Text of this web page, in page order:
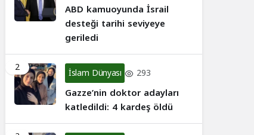
ABD kamuoyunda İsrail
desteği tarihi seviyeye
geriledi
2 İslam Dünyası 293
Gazze’nin doktor adayları
katledildi: 4 kardeş öldü